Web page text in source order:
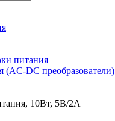
питания
(AC-DC преобразователи)
10Вт, 5В/2A